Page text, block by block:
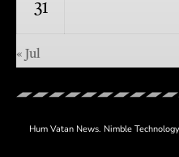
31
« Jul
Hum Vatan News. Nimble Technology